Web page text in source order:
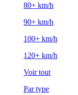
80+ km/h
90+ km/h
100+ km/h
120+ km/h
Voir tout
Par type